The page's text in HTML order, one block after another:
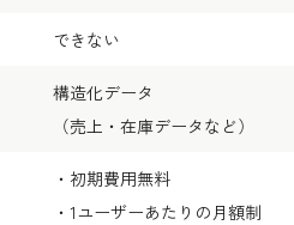
できない
構造化データ
（売上・在庫データなど）
・初期費用無料
・1ユーザーあたりの月額制